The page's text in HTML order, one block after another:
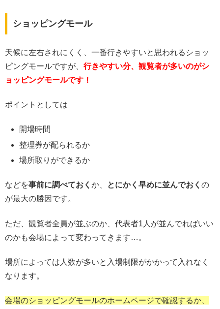
ショッピングモール
天候に左右されにくく、一番行きやすいと思われるショッ
ピングモールですが、 行きやすい分、観覧者が多いのがシ
ョッピングモールです！
ポイントとしては
開場時間
整理券が配られるか
場所取りができるか
などを事前に調べておく か、 とにかく早めに並んでおく の
が最大の勝因です。
ただ、観覧者全員が並ぶのか、代表者1人が並んでればいい
のかも会場によって変わってきます…。
場所によっては人数が多いと入場制限がかかって入れなく
なります。
会場のショッピングモールのホームページで確認するか、